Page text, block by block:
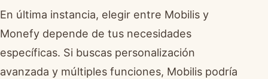
En última instancia, elegir entre Mobilis y
Monefy depende de tus necesidades
específicas. Si buscas personalización
avanzada y múltiples funciones, Mobilis podría